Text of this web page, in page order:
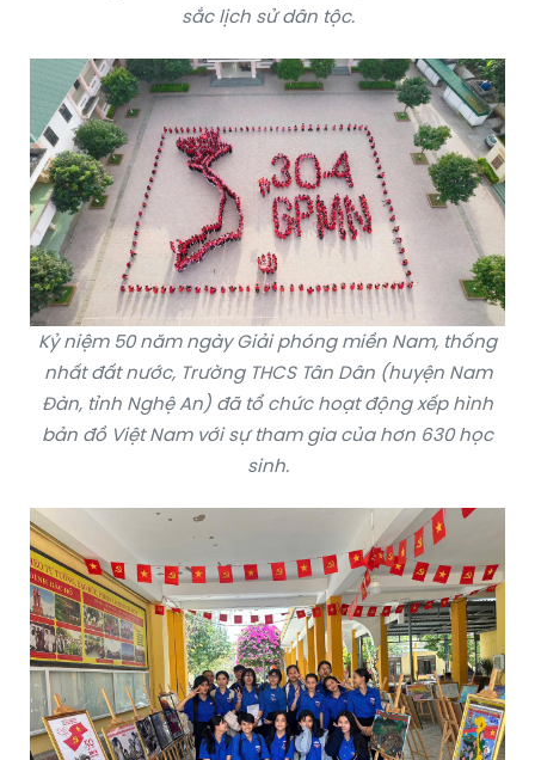
sắc lịch sử dân tộc.
Kỷ niệm 50 năm ngày Giải phóng miền Nam, thống
nhất đất nước, Trường THCS Tân Dân (huyện Nam
Đàn, tỉnh Nghệ An) đã tổ chức hoạt động xếp hình
bản đồ Việt Nam với sự tham gia của hơn 630 học
sinh.